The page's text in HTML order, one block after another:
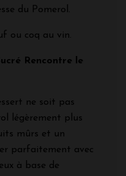
du Pomerol.
ou coq au vin.
Rencontre le
ne soit pas
légèrement plus
mûrs et un
parfaitement avec
à base de